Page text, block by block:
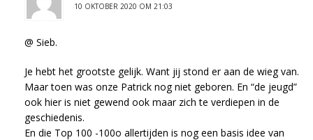
10 OKTOBER 2020 OM 21:03
@ Sieb.
Je hebt het grootste gelijk. Want jij stond er aan de wieg van.
Maar toen was onze Patrick nog niet geboren. En “de jeugd”
ook hier is niet gewend ook maar zich te verdiepen in de
geschiedenis.
En die Top 100 -100o allertijden is nog een basis idee van